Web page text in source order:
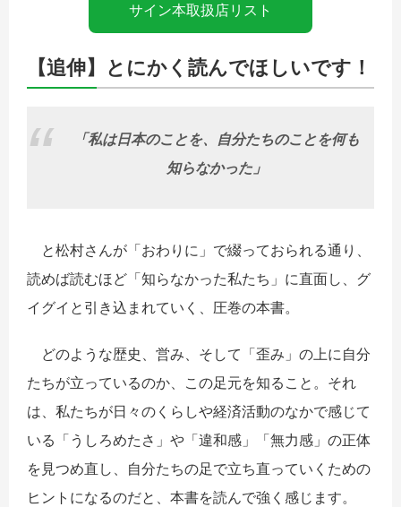
サイン本取扱店リスト
【追伸】とにかく読んでほしいです！
「私は日本のことを、自分たちのことを何も
知らなかった」
と松村さんが「おわりに」で綴っておられる通り、
読めば読むほど「知らなかった私たち」に直面し、グ
イグイと引き込まれていく、圧巻の本書。
どのような歴史、営み、そして「歪み」の上に自分
たちが立っているのか、この足元を知ること。それ
は、私たちが日々のくらしや経済活動のなかで感じて
いる「うしろめたさ」や「違和感」「無力感」の正体
を見つめ直し、自分たちの足で立ち直っていくための
ヒントになるのだと、本書を読んで強く感じます。